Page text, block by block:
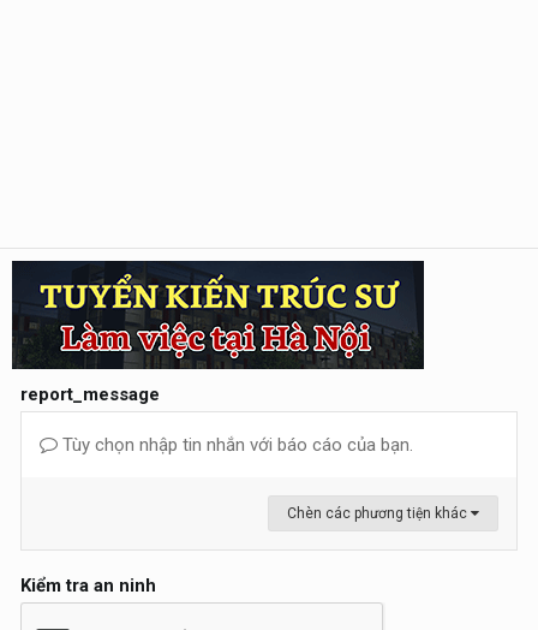
report_message
Tùy chọn nhập tin nhắn với báo cáo của bạn.
Chèn các phương tiện khác
Kiểm tra an ninh